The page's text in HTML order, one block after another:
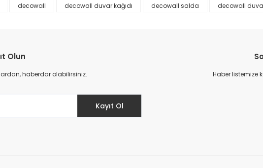
Gönder
decowall decowall duvar kağıdı decowall salda decowall
Olun
haberdar olabilirsiniz.
Kayıt Ol
Haber listemize